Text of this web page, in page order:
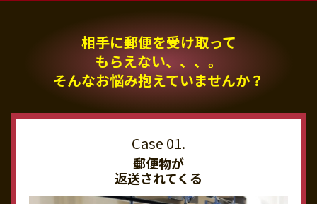
相手に郵便を受け取って
もらえない、、、。
そんなお悩み抱えていませんか？
郵便物が
返送されてくる